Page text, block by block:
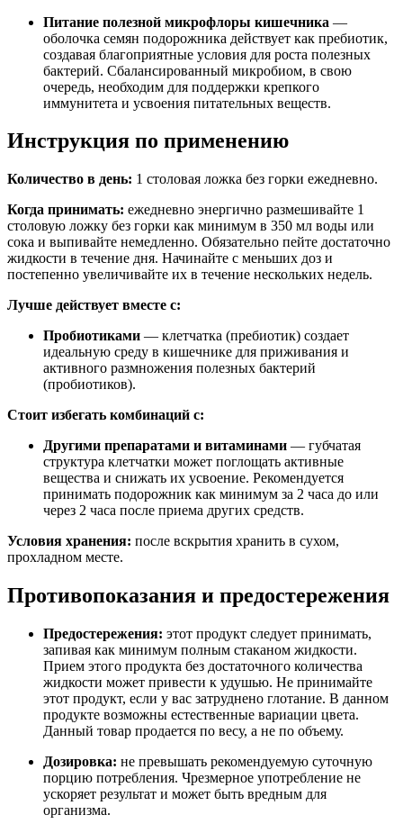
Питание полезной микрофлоры кишечника —
оболочка семян подорожника действует как пребиотик,
создавая благоприятные условия для роста полезных
бактерий. Сбалансированный микробиом, в свою
очередь, необходим для поддержки крепкого
иммунитета и усвоения питательных веществ.
Инструкция по применению
Количество в день: 1 столовая ложка без горки ежедневно.
Когда принимать: ежедневно энергично размешивайте 1
столовую ложку без горки как минимум в 350 мл воды или
сока и выпивайте немедленно. Обязательно пейте достаточно
жидкости в течение дня. Начинайте с меньших доз и
постепенно увеличивайте их в течение нескольких недель.
Лучше действует вместе с:
Пробиотиками — клетчатка (пребиотик) создает
идеальную среду в кишечнике для приживания и
активного размножения полезных бактерий
(пробиотиков).
Стоит избегать комбинаций с:
Другими препаратами и витаминами — губчатая
структура клетчатки может поглощать активные
вещества и снижать их усвоение. Рекомендуется
принимать подорожник как минимум за 2 часа до или
через 2 часа после приема других средств.
Условия хранения: после вскрытия хранить в сухом,
прохладном месте.
Противопоказания и предостережения
Предостережения: этот продукт следует принимать,
запивая как минимум полным стаканом жидкости.
Прием этого продукта без достаточного количества
жидкости может привести к удушью. Не принимайте
этот продукт, если у вас затруднено глотание. В данном
продукте возможны естественные вариации цвета.
Данный товар продается по весу, а не по объему.
Дозировка: не превышать рекомендуемую суточную
порцию потребления. Чрезмерное употребление не
ускоряет результат и может быть вредным для
организма.